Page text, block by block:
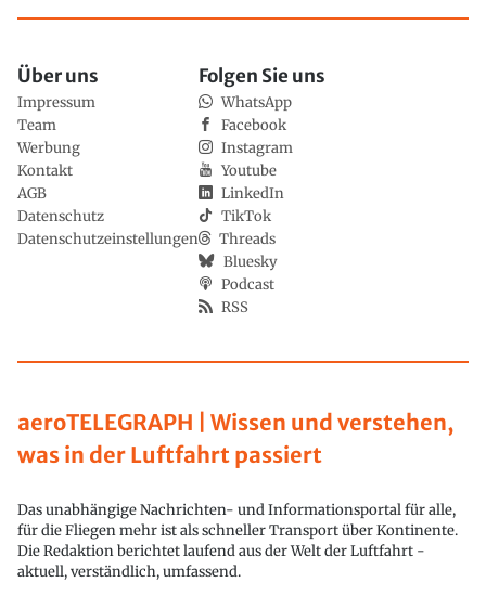
aeroTELEGRAPH | Wissen und verstehen,
was in der Luftfahrt passiert
Das unabhängige Nachrichten- und Informationsportal für alle,
für die Fliegen mehr ist als schneller Transport über Kontinente.
Die Redaktion berichtet laufend aus der Welt der Luftfahrt -
aktuell, verständlich, umfassend.
Über uns
Impressum
Team
Werbung
Kontakt
AGB
Datenschutz
Datenschutzeinstellungen
Folgen Sie uns
WhatsApp
Facebook
Instagram
Youtube
LinkedIn
TikTok
Threads
Bluesky
Podcast
RSS